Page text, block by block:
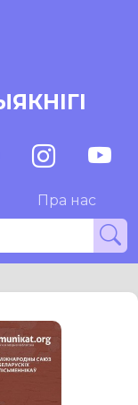
Пра нас